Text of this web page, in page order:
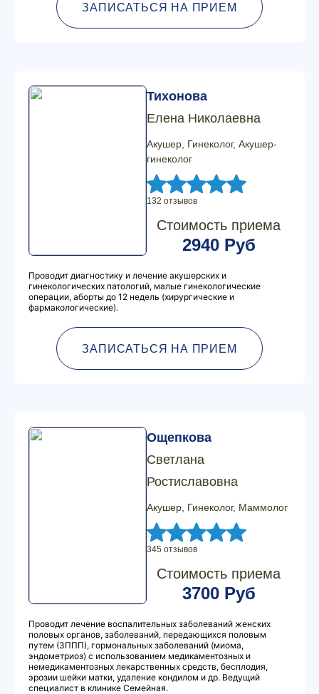
ЗАПИСАТЬСЯ НА ПРИЕМ
Тихонова
Елена Николаевна
Акушер, Гинеколог, Акушер-
гинеколог
132 отзывов
Стоимость приема
2940 Руб
Проводит диагностику и лечение акушерских и
гинекологических патологий, малые гинекологические
операции, аборты до 12 недель (хирургические и
фармакологические).
ЗАПИСАТЬСЯ НА ПРИЕМ
Ощепкова
Светлана
Ростиславовна
Акушер, Гинеколог, Маммолог
345 отзывов
Стоимость приема
3700 Руб
Проводит лечение воспалительных заболеваний женских
половых органов, заболеваний, передающихся половым
путем (ЗППП), гормональных заболеваний (миома,
эндометриоз) с использованием медикаментозных и
немедикаментозных лекарственных средств, бесплодия,
эрозии шейки матки, удаление кондилом и др. Ведущий
специалист в клинике Семейная.